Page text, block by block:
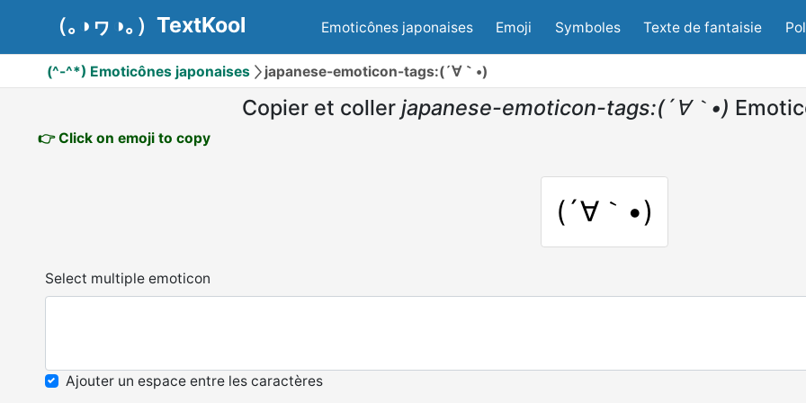
（｡◑ヮ◑｡）TextKool Emoticônes japonaises Emoji Symboles Texte de fantaisie
(^-^*) Emoticônes japonaises japanese-emoticon-tags:(´∀｀•)
Copier et coller japanese-emoticon-tags:(´∀｀•)
👉 Click on emoji to copy
(´∀｀•)
Select multiple emoticon
Ajouter un espace entre les caractères